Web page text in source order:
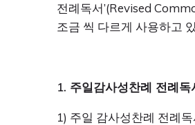
전례독서’(Revised
조금 씩 다르게 사용하고
1. 주일감사성찬례 전례독
1) 주일 감사성찬례 전례